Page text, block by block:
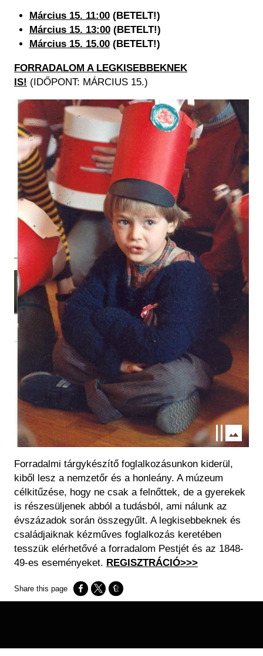
Március 15. 11:00(BETELT!)
Március 15. 13:00(BETELT!)
Március 15. 15.00(BETELT!)
FORRADALOM A LEGKISEBBEKNEK
IS! (IDŐPONT: MÁRCIUS 15.)
Image
Forradalmi tárgykészítő foglalkozásunkon kiderül,
kiből lesz a nemzetőr és a honleány. A múzeum
célkitűzése, hogy ne csak a felnőttek, de a gyerekek
is részesüljenek abból a tudásból, ami nálunk az
évszázadok során összegyűlt. A legkisebbeknek és
családjaiknak kézműves foglalkozás keretében
tesszük elérhetővé a forradalom Pestjét és az 1848-
49-es eseményeket. REGISZTRÁCIÓ>>>
Opens in a new window
Opens in a new window
Opens in a new window